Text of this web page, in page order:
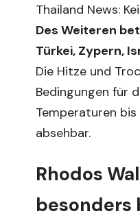
Thailand News:
Des Weiteren
Türkei, Zypern,
Die Hitze und
Bedingungen für
Temperaturen
absehbar.
Rhodos